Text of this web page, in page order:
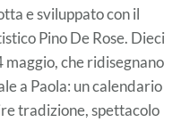
e sviluppato con il
Pino De Rose. Dieci
che ridisegnano
a Paola: un calendario
tradizione, spettacolo